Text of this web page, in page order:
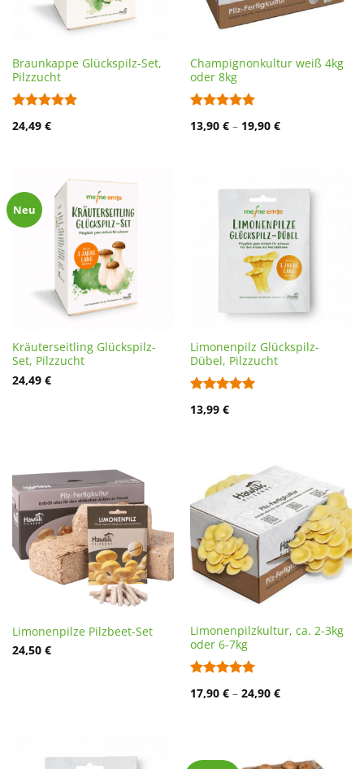
Braunkappe Glückspilz-Set,
Pilzzucht
mit5von
24,49 €
Champignonkultur weiß 4kg
oder 8kg
mit5von
13,90 €– 19,90 €
Neu
Kräuterseitling Glückspilz-
Set, Pilzzucht
24,49 €
Limonenpilz Glückspilz-
Dübel, Pilzzucht
mit5von
13,99 €
Limonenpilze Pilzbeet-Set
24,50 €
Limonenpilzkultur, ca. 2-3kg
oder 6-7kg
Bewertet
mit5von
17,90 €– 24,90 €